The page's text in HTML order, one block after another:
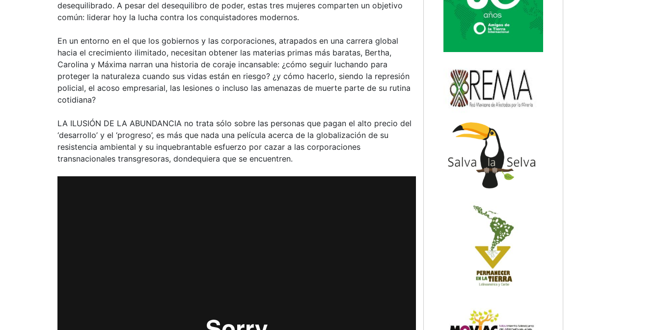
desequilibrado. A pesar del desequilibro de poder, estas tres mujeres comparten un objetivo
común: liderar hoy la lucha contra los conquistadores modernos.
En un entorno en el que los gobiernos y las corporaciones, atrapados en una carrera global
hacia el crecimiento ilimitado, necesitan obtener las materias primas más baratas, Bertha,
Carolina y Máxima narran una historia de coraje incansable: ¿cómo seguir luchando para
proteger la naturaleza cuando sus vidas están en riesgo? ¿y cómo hacerlo, siendo la represión
policial, el acoso empresarial, las lesiones o incluso las amenazas de muerte parte de su rutina
cotidiana?
LA ILUSIÓN DE LA ABUNDANCIA no trata sólo sobre las personas que pagan el alto precio del
‘desarrollo’ y el ‘progreso’, es más que nada una película acerca de la globalización de su
resistencia ambiental y su inquebrantable esfuerzo por cazar a las corporaciones
transnacionales transgresoras, dondequiera que se encuentren.